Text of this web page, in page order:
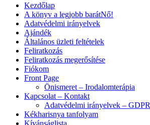
Kezdőlap
A könyv a legjobb barátNő!
Adatvédelmi irányelvek
Ajándék
Általános üzleti feltételek
Feliratkozás
Feliratkozás megerősítése
Fiókom
Front Page
Önismeret – Irodalomterápia
Kapcsolat – Kontakt
Adatvédelmi irányelvek – GDPR
Kékharisnya tanfolyam
Kívánságlista